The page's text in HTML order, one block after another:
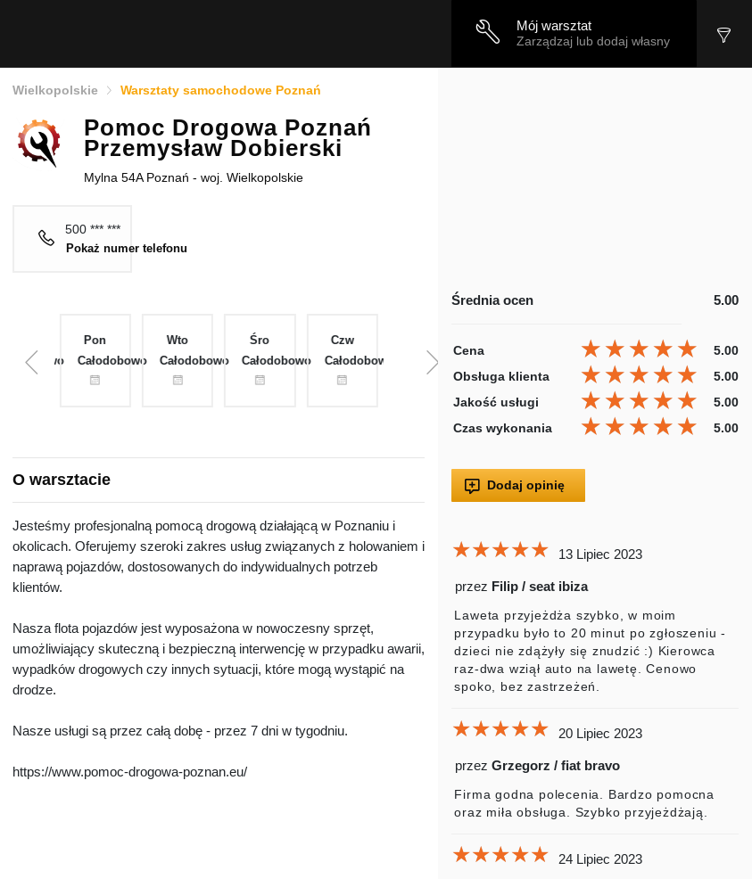
Mój warsztat
Zarządzaj lub dodaj własny
Wielkopolskie Warsztaty samochodowe Poznań
Pomoc Drogowa Poznań
Przemysław Dobierski
Mylna 54A Poznań - woj. Wielkopolskie
500 *** ***
Pokaż numer telefonu
Całodobowo
Pon
Całodobowo
Wto
Całodobowo
Śro
Całodobowo
Czw
Całodobowo
Całodobowo
Nie
Całodobowo
Pon
Całodobowo
O warsztacie
Jesteśmy profesjonalną pomocą drogową działającą w Poznaniu i
okolicach. Oferujemy szeroki zakres usług związanych z holowaniem i
naprawą pojazdów, dostosowanych do indywidualnych potrzeb
klientów.
Nasza flota pojazdów jest wyposażona w nowoczesny sprzęt,
umożliwiający skuteczną i bezpieczną interwencję w przypadku awarii,
wypadków drogowych czy innych sytuacji, które mogą wystąpić na
drodze.
Nasze usługi są przez całą dobę - przez 7 dni w tygodniu.
https://www.pomoc-drogowa-poznan.eu/
Średnia ocen 5.00
Cena 5.00
★★★★★
★★★★★
★★★★★
Obsługa klienta 5.00
★★★★★
★★★★★
★★★★★
Jakość usługi 5.00
★★★★★
★★★★★
★★★★★
Czas wykonania 5.00
★★★★★
★★★★★
★★★★★
Dodaj opinię
★★★★★
★★★★★
★★★★★ 13 Lipiec 2023
przez Filip / seat ibiza
Laweta przyjeżdża szybko, w moim
przypadku było to 20 minut po zgłoszeniu -
dzieci nie zdążyły się znudzić :) Kierowca
raz-dwa wziął auto na lawetę. Cenowo
spoko, bez zastrzeżeń.
★★★★★
★★★★★
★★★★★ 20 Lipiec 2023
przezGrzegorz / fiat bravo
Firma godna polecenia. Bardzo pomocna
oraz miła obsługa. Szybko przyjeżdżają.
★★★★★
★★★★★
★★★★★ 24 Lipiec 2023